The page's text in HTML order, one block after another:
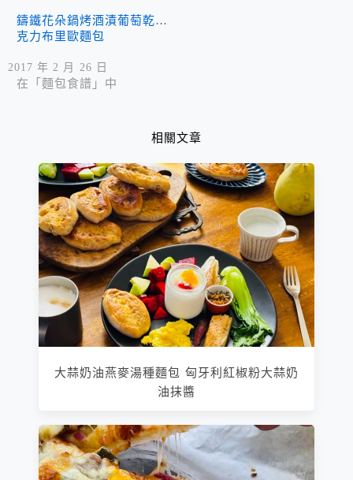
鑄鐵花朵鍋烤酒漬葡萄乾巧
克力布里歐麵包
2017 年 2 月 26 日
在「麵包食譜」中
相關文章
大蒜奶油燕麥湯種麵包 匈牙利紅椒粉大蒜奶
油抹醬